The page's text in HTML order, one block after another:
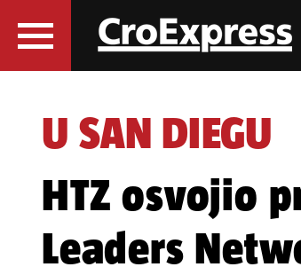
U SAN DIEGU
HTZ osvojio
Leaders